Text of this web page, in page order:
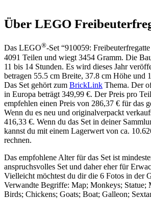
Über LEGO
Das LEGO®-Set “910059:
4091 Teilen und wiegt 3454 Gramm. Die
11 bis 14 Stunden. Es wird dieses Jahr
betragen 55.5 cm Breite, 37.8 cm Höhe und
Das Set gehört zum BrickLink Thema. Der
in Europa beträgt 349,99 €. Der Preis pro
empfehlen einen Preis von 286,37 € für das
Wenn du es neu und originalverpackt
416,33 €. Wenn du das Set in deiner
kannst du mit einem Lagerwert von ca.
rechnen.
Das empfohlene Alter für das Set ist
anspruchsvolles Set und daher eher für
Vielleicht möchtest du dir die 6 Fotos in der
Verwandte Begriffe: Map; Monkeys; Statue;
Birds; Chickens; Goats; Boat; Galleon;